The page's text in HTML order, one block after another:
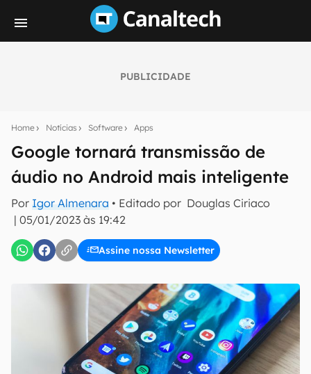
PUBLICIDADE
Home Notícias Software Apps
Google tornará transmissão de
áudio no Android mais inteligente
Por Igor Almenara • Editado por Douglas Ciriaco
| 05/01/2023 às 19:42
Assine nossa Newsletter
notícias e reviews sobre tecnologia em primeira
E-mail
Uso e Política de Privacidade do Canaltech.